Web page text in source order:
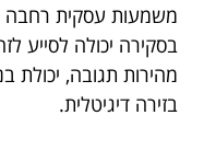
משמעות עסקית רחבה
בסקירה יכולה לסייע
מהירות תגובה, יכולת
בזירה דיגיטלית.